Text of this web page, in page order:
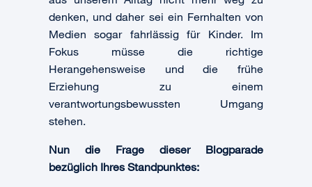
denken, und daher sei ein Fernhalten von
Medien sogar fahrlässig für Kinder. Im
Fokus müsse die richtige
Herangehensweise und die frühe
Erziehung zu einem
verantwortungsbewussten Umgang
stehen.
Nun die Frage dieser Blogparade
bezüglich Ihres Standpunktes: